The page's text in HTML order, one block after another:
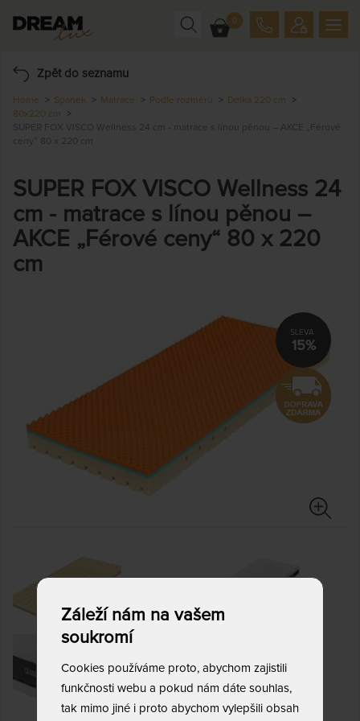
0
Zpět do seznamu
Home Spánek Matrace Podle rozměrů
Délka 220 cm
80x220 cm
SUPER FOX VISCO Wellness 24 cm - matrace s línou pěnou – AKCE „Férové
ceny“ 80 x 220 cm
SUPER FOX VISCO Wellness 24
cm - matrace s línou pěnou –
AKCE „Férové ceny“ 80 x 220
cm
15%
Záleží nám na vašem
soukromí
Cookies používáme proto, abychom zajistili
funkčnosti webu a pokud nám dáte souhlas,
tak mimo jiné i proto abychom vylepšili obsah